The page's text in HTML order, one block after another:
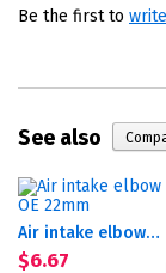
Be the first to
See also
Air intake elbow OE 22mm
$6.67